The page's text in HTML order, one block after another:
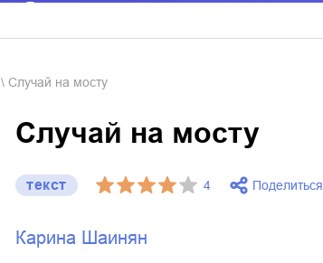
Случай на мосту
Случай на мосту
текст 4 Поделиться
Карина Шаинян